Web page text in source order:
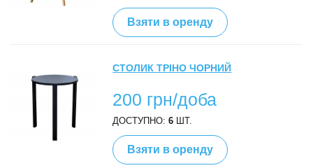
Взяти в оренду
СТОЛИК ТРІНО ЧОРНИЙ
200 грн/доба
ДОСТУПНО:6 ШТ.
Взяти в оренду